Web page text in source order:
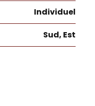
Individuel
Sud, Est